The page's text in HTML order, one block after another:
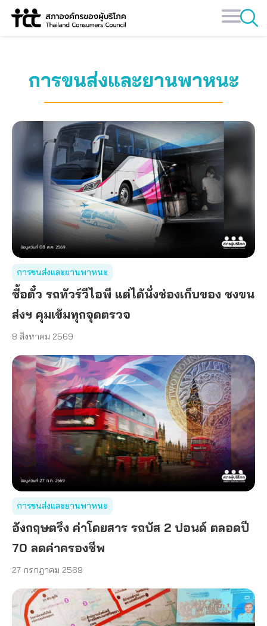
Skip
การขนส่งและยานพาหนะ
การขนส่งและยานพาหนะ
ซื้อตั๋ว รถทัวร์วีไอพี แต่ได้นั่งช่องเก็บของ ชงขน
ส่งฯ คุมเข้มทุกจุดตรวจ
8 สิงหาคม 2569
การขนส่งและยานพาหนะ
อังกฤษตรึง ค่าโดยสาร รถบัส 2 ปอนด์ ตลอดปี
70 ลดค่าครองชีพ
27 กรกฎาคม 2569